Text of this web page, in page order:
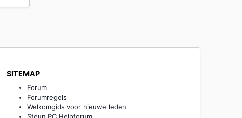
SITEMAP
Forum
Forumregels
Welkomgids voor nieuwe leden